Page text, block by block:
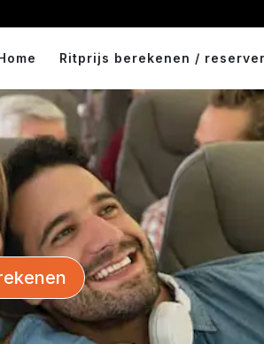
Ritprijs berekenen /